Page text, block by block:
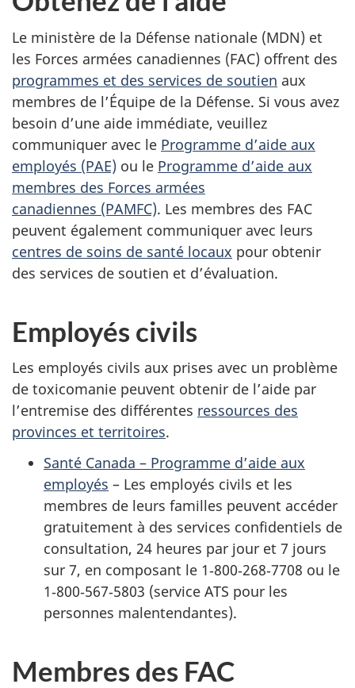
Le ministère de la Défense nationale (MDN) et
les Forces armées canadiennes (FAC) offrent des
programmes et des services de soutien aux
membres de l’Équipe de la Défense. Si vous avez
besoin d’une aide immédiate, veuillez
communiquer avec le Programme d’aide aux
employés (PAE) ou le Programme d’aide aux
membres des Forces armées
canadiennes (PAMFC). Les membres des FAC
peuvent également communiquer avec leurs
centres de soins de santé locaux pour obtenir
des services de soutien et d’évaluation.
Employés civils
Les employés civils aux prises avec un problème
de toxicomanie peuvent obtenir de l’aide par
l’entremise des différentes ressources des
provinces et territoires.
Santé Canada – Programme d’aide aux
employés – Les employés civils et les
membres de leurs familles peuvent accéder
gratuitement à des services confidentiels de
consultation, 24 heures par jour et 7 jours
sur 7, en composant le 1‑800‑268‑7708 ou le
1‑800‑567‑5803 (service ATS pour les
personnes malentendantes).
Membres des FAC